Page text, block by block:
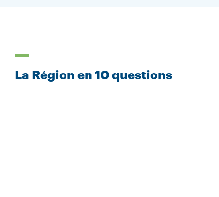
La Région en 10 questions